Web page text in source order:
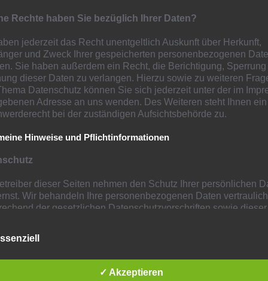
bitten wir um Verständnis, dass viele
zuständigen Behörden getroffen werden können.
Gäste über die jeweils geltenden
Laufenden zu halten. Hierzu bitten wir, die
auf unserer Homepage www.Hamborn-07.de kurz vor
Vorbereitung mit vielen Erkenntnissen und
(kurzfristige Änderungen – insbesondere mit
– vorbehalten):
– auswärts –
– auswärts –
1912/26 (Landesliga Westfalen) – heim –
Rechte haben Sie bezüglich Ihrer Daten?
jederzeit das Recht unentgeltlich Auskunft über Herkunft,
und Zweck Ihrer gespeicherten personenbezogenen
Sie haben außerdem ein Recht, die Berichtigung, Sperrung
dieser Daten zu verlangen. Hierzu sowie zu weiteren
Datenschutz können Sie sich jederzeit unter der im
Adresse an uns wenden. Des Weiteren steht Ihnen ein
bei der zuständigen Aufsichtsbehörde zu.
Hinweise und Pflichtinformationen
dieser Seiten nehmen den Schutz Ihrer persönlichen
Wir behandeln Ihre personenbezogenen Daten
der gesetzlichen Datenschutzvorschriften sowie dieser
Sie diese Website benutzen, werden verschiedene
Sie persönlich identifiziert werden können. Die vorliegende
✓ Akzeptieren